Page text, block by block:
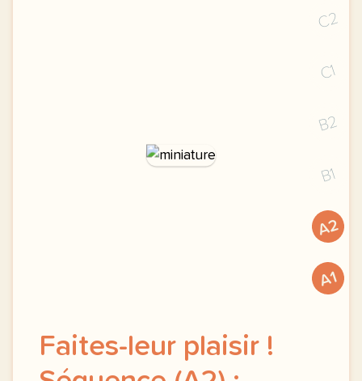
C2
C1
B2
B1
A2
A1
Faites-leur plaisir !